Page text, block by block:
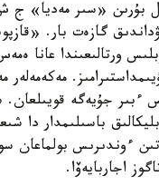
15 جىل بۇرىن
ورتالىعىندا عانا
ءبىر جۇيەگە قويىلعان.
باسىلىمدار دا
ءوندىرىس
اجاربايەۆا.